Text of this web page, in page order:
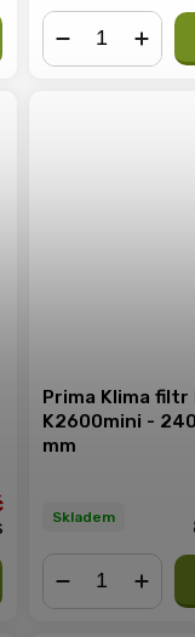
Prima Klima filtr
K2600mini -
mm
Skladem